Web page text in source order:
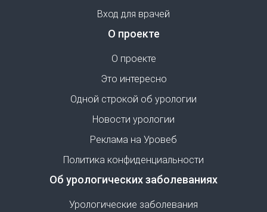
Вход для врачей
О проекте
О проекте
Это интересно
Одной строкой об урологии
Новости урологии
Реклама на Уровеб
Политика конфиденциальности
Об урологических заболеваниях
Урологические заболевания